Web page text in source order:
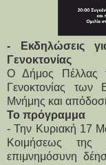
- Εκδηλώσεις
Γενοκτονίας
Ο Δήμος Πέλλας
Γενοκτονίας
Μνήμης και
Το πρόγραμμα
- Την Κυριακή 17
Κοιμήσεως της
επιμνημόσυνη